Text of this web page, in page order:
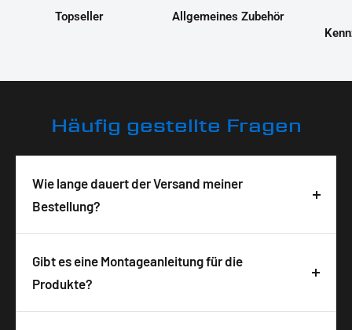
Topseller
Allgemeines Zubehör
Häufig gestellte Fragen
Wie lange dauert der Versand meiner
Bestellung?
Deine Bestellung wird in der Regel innerhalb von 3-
5 Tagen nach Bestelleingang geliefert. Die
Lieferzeit ist abhängig von der Verfügbarkeit und
Gibt es eine Montageanleitung für die
Produkte?
Ja, zu allen unseren Produkten bekommst du